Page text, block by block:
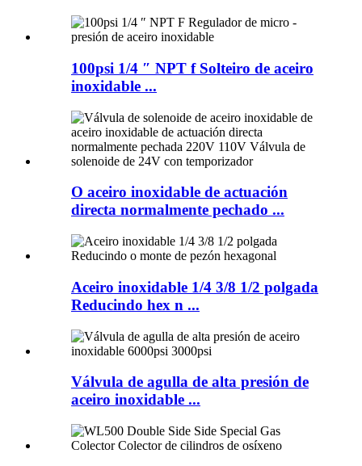
100psi 1/4 ″ NPT f Solteiro de aceiro
inoxidable ...
O aceiro inoxidable de actuación
directa normalmente pechado ...
Aceiro inoxidable 1/4 3/8 1/2 polgada
Reducindo hex n ...
Válvula de agulla de alta presión de
aceiro inoxidable ...